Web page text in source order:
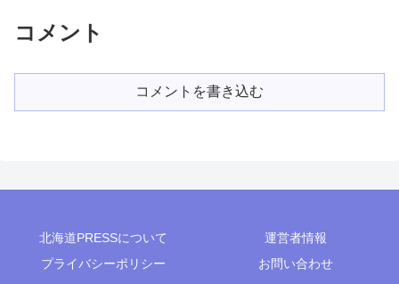
コメント
コメントを書き込む
北海道PRESSについて
運営者情報
プライバシーポリシー
お問い合わせ